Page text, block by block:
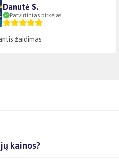
Danutė S.
Patvirtintas pirkėjas
žaidimas
kainos?